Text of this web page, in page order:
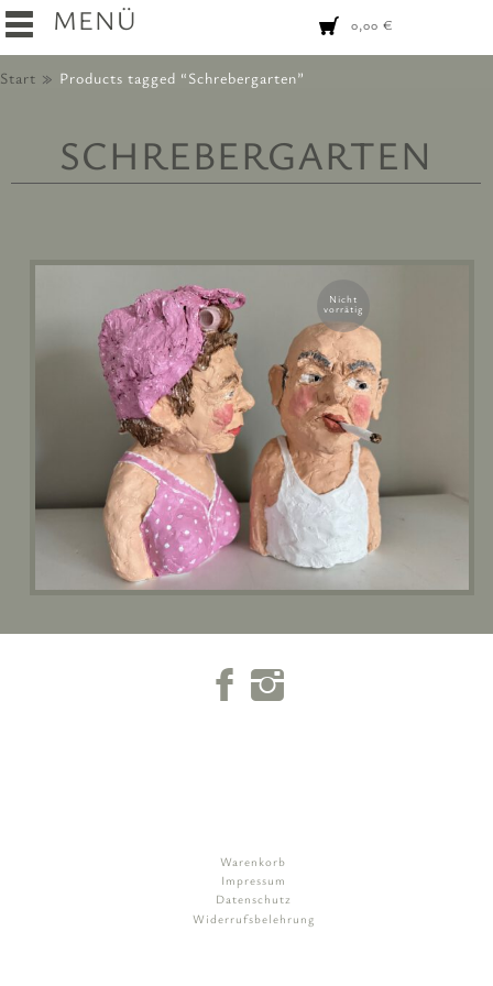
MENÜ 0,00 €
Start Products tagged “Schrebergarten”
SCHREBERGARTEN
Nicht
vorrätig
Warenkorb
Impressum
Datenschutz
Widerrufsbelehrung